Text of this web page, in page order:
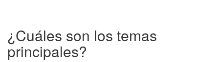
¿Cuáles son los temas
principales?